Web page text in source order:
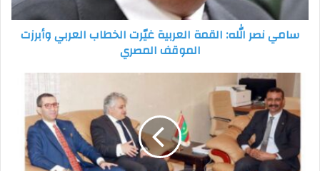
وأبرزت
الموقف
سامي نصر الله: القمة العربية غيّرت الخطاب العربي وأبرزت
الموقف المصري
الثقافة
الموريتاني
يستقبل
المصري